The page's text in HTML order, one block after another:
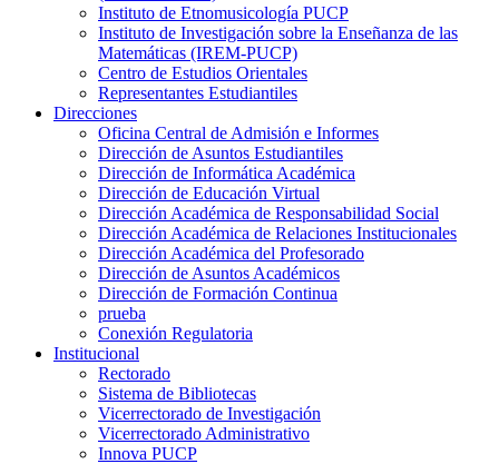
Instituto de Etnomusicología PUCP
Instituto de Investigación sobre la Enseñanza de las
Matemáticas (IREM-PUCP)
Centro de Estudios Orientales
Representantes Estudiantiles
Direcciones
Oficina Central de Admisión e Informes
Dirección de Asuntos Estudiantiles
Dirección de Informática Académica
Dirección de Educación Virtual
Dirección Académica de Responsabilidad Social
Dirección Académica de Relaciones Institucionales
Dirección Académica del Profesorado
Dirección de Asuntos Académicos
Dirección de Formación Continua
prueba
Conexión Regulatoria
Institucional
Rectorado
Sistema de Bibliotecas
Vicerrectorado de Investigación
Vicerrectorado Administrativo
Innova PUCP